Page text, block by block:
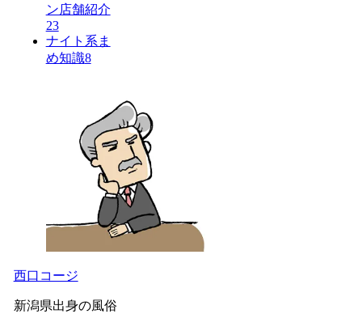
ン店舗紹介
23
ナイト系ま
め知識8
西口コージ
新潟県出身の風俗